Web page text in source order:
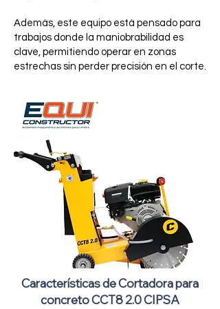
Además, este equipo está pensado para
trabajos donde la maniobrabilidad es
clave, permitiendo operar en zonas
estrechas sin perder precisión en el corte.
Características de Cortadora para
concreto CCT8 2.0 CIPSA